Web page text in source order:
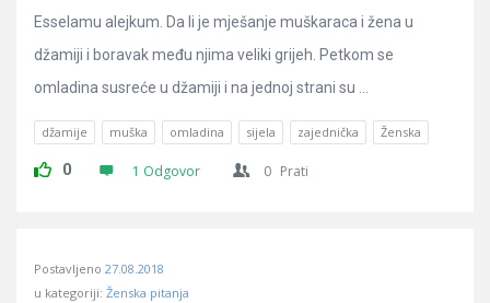
Esselamu alejkum. Da li je mješanje muškaraca i žena u
džamiji i boravak među njima veliki grijeh. Petkom se
omladina susreće u džamiji i na jednoj strani su ...
džamije muška omladina sijela zajednička Ženska
0 1 Odgovor 0 Prati
Postavljeno 27.08.2018
u kategoriji: Ženska pitanja